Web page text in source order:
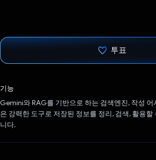
투표
기능
Gemini와 RAG를 기반으로 하는 검색엔진, 작성
은 강력한 도구로 저장된 정보를 정리, 검색, 활용할
니다.